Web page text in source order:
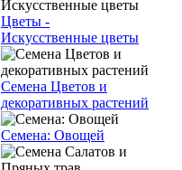
Цветы -
Искусственные цветы
Семена Цветов и
декоративных растений
Семена: Овощей